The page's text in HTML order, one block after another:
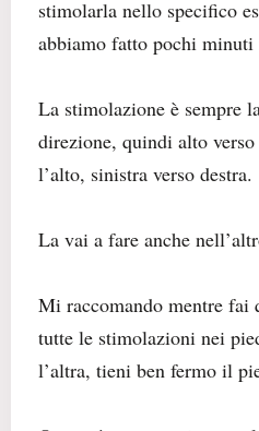
stimolarla nello specifico
abbiamo fatto pochi minuti
La stimolazione è sempre
direzione, quindi alto verso
l’alto, sinistra verso destra.
La vai a fare anche
Mi raccomando mentre fai
tutte le stimolazioni nei
l’altra, tieni ben fermo il